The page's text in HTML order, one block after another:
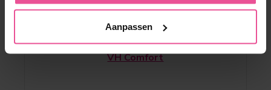
Aanpassen
VH Comfort